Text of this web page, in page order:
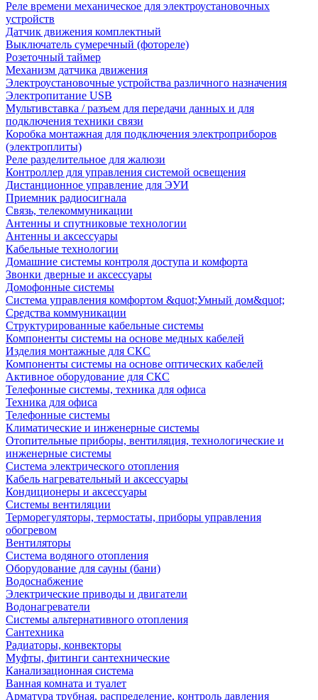
Реле времени механическое для электроустановочных
устройств
Датчик движения комплектный
Выключатель сумеречный (фотореле)
Розеточный таймер
Механизм датчика движения
Электроустановочные устройства различного назначения
Электропитание USB
Мультивставка / разъем для передачи данных и для
подключения техники связи
Коробка монтажная для подключения электроприборов
(электроплиты)
Реле разделительное для жалюзи
Контроллер для управления системой освещения
Дистанционное управление для ЭУИ
Приемник радиосигнала
Связь, телекоммуникации
Антенны и спутниковые технологии
Антенны и аксессуары
Кабельные технологии
Домашние системы контроля доступа и комфорта
Звонки дверные и аксессуары
Домофонные системы
Система управления комфортом &quot;Умный дом&quot;
Средства коммуникации
Структурированные кабельные системы
Компоненты системы на основе медных кабелей
Изделия монтажные для СКС
Компоненты системы на основе оптических кабелей
Активное оборудование для СКС
Телефонные системы, техника для офиса
Техника для офиса
Телефонные системы
Климатические и инженерные системы
Отопительные приборы, вентиляция, технологические и
инженерные системы
Система электрического отопления
Кабель нагревательный и аксессуары
Кондиционеры и аксессуары
Системы вентиляции
Терморегуляторы, термостаты, приборы управления
обогревом
Вентиляторы
Система водяного отопления
Оборудование для сауны (бани)
Водоснабжение
Электрические приводы и двигатели
Водонагреватели
Системы альтернативного отопления
Сантехника
Радиаторы, конвекторы
Муфты, фитинги сантехнические
Канализационная система
Ванная комната и туалет
Арматура трубная, распределение, контроль давления